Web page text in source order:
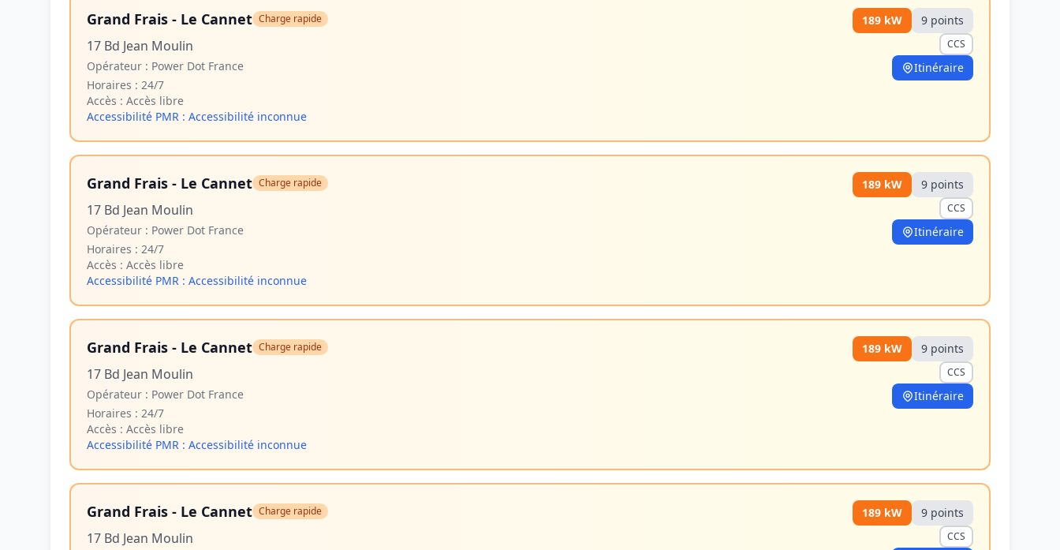
Grand Frais - Le Cannet Charge rapide
17 Bd Jean Moulin
Opérateur : Power Dot France
Horaires : 24/7
Accès : Accès libre
Accessibilité PMR : Accessibilité inconnue
189 kW 9 points
CCS
Itinéraire
Grand Frais - Le Cannet Charge rapide
17 Bd Jean Moulin
Opérateur : Power Dot France
Horaires : 24/7
Accès : Accès libre
Accessibilité PMR : Accessibilité inconnue
189 kW 9 points
CCS
Itinéraire
Grand Frais - Le Cannet Charge rapide
17 Bd Jean Moulin
Opérateur : Power Dot France
Horaires : 24/7
Accès : Accès libre
Accessibilité PMR : Accessibilité inconnue
189 kW 9 points
CCS
Itinéraire
Grand Frais - Le Cannet Charge rapide
17 Bd Jean Moulin
189 kW 9 points
CCS